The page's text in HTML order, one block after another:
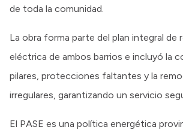
de toda la comunidad.
La obra forma parte del plan integral de
eléctrica de ambos barrios e incluyó la
pilares, protecciones faltantes y la
irregulares, garantizando un servicio
El PASE es una política energética